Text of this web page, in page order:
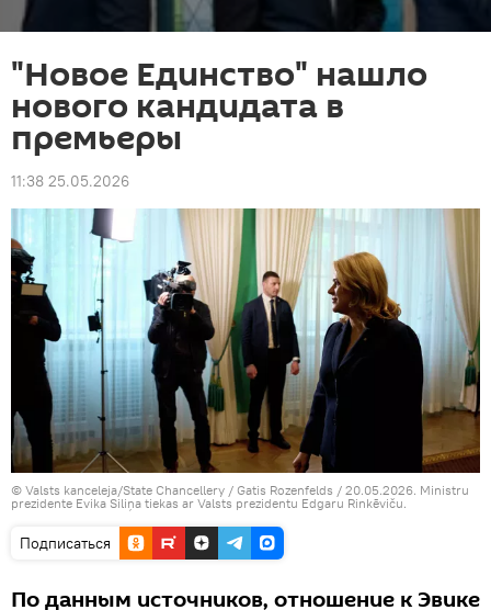
"Новое Единство" нашло
нового кандидата в
премьеры
11:38 25.05.2026
© Valsts kanceleja/State Chancellery / Gatis Rozenfelds / 20.05.2026. Ministru
prezidente Evika Siliņa tiekas ar Valsts prezidentu Edgaru Rinkēviču.
Подписаться
По данным источников, отношение к Эвике